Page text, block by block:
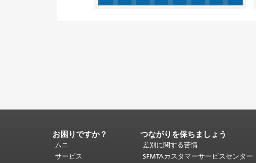
ペ
ー
ジ
お困りですか？
ムニ
サービス
つながりを保ちましょう
差別に関する苦情
SFMTAカスタマーサービスセンター